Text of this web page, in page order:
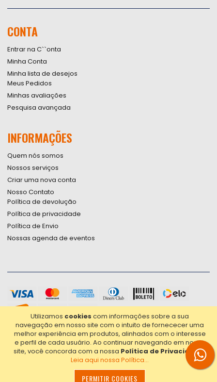
Utilizamos cookies com informações sobre a sua
navegação em nosso site com o intuito de fornececer uma
melhor experiência em produtos, alinhados com o interesse
e perfil de cada usuário. Ao continuar navegando em nosso
site, você concorda com a nossa Política de Privacidade.
Leia aqui nossa Política...
PERMITIR COOKIES
Newsletter:
CONTA
Entrar na C``onta
Minha Conta
Minha lista de desejos
Meus Pedidos
Minhas avaliações
Pesquisa avançada
INFORMAÇÕES
Quem nós somos
Nossos serviços
Criar uma nova conta
Nosso Contato
Política de devolução
Política de privacidade
Política de Envio
Nossas agenda de eventos
2021© Copyright Poligrafica Bazar Ltda- CNPJ 42.500.090/0001-
20 - Todos os direitos reservados.